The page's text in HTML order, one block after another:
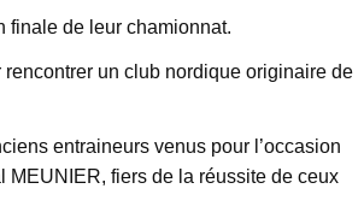
finale de leur chamionnat.
un club nordique originaire de
entraineurs venus pour l’occasion
fiers de la réussite de ceux